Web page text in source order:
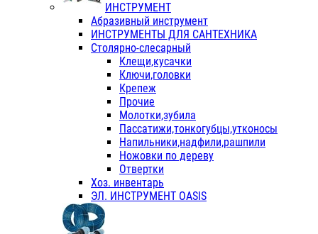
ИНСТРУМЕНТ
Абразивный инструмент
ИНСТРУМЕНТЫ ДЛЯ САНТЕХНИКА
Столярно-слесарный
Клещи,кусачки
Ключи,головки
Крепеж
Прочие
Молотки,зубила
Пассатижи,тонкогубцы,утконосы
Напильники,надфили,рашпили
Ножовки по дереву
Отвертки
Хоз. инвентарь
ЭЛ. ИНСТРУМЕНТ OASIS